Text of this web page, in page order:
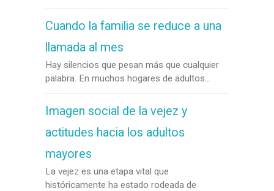
Cuando la familia se reduce a una
llamada al mes
Hay silencios que pesan más que cualquier
palabra. En muchos hogares de adultos...
Imagen social de la vejez y
actitudes hacia los adultos
mayores
La vejez es una etapa vital que
históricamente ha estado rodeada de